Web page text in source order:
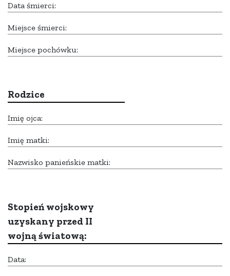
Data śmierci:
Miejsce śmierci:
Miejsce pochówku:
Rodzice
Imię ojca:
Imię matki:
Nazwisko panieńskie matki:
Stopień wojskowy
uzyskany przed II
wojną światową:
Data: